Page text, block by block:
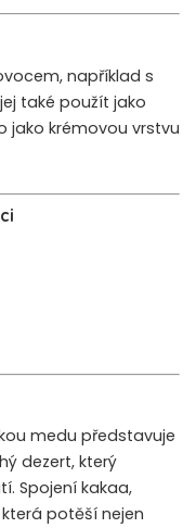
například s
také použít jako
jako krémovou vrstvu
medu představuje
dezert, který
Spojení kakaa,
potěší nejen